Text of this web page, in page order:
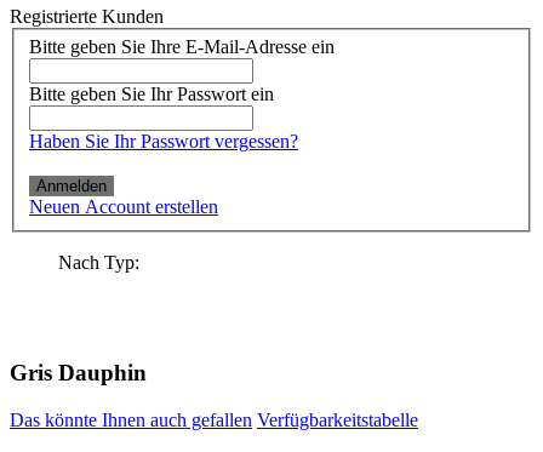
Registrierte Kunden
Bitte geben Sie Ihre E-Mail-Adresse ein
Bitte geben Sie Ihr Passwort ein
Haben Sie Ihr Passwort vergessen?
Anmelden
Neuen Account erstellen
Nach Typ:
Gris Dauphin
Das könnte Ihnen auch gefallen Verfügbarkeitstabelle